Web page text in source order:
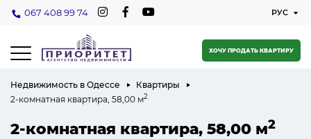
067 408 99 74
ХОЧУ ПРОДАТЬ КВАРТИРУ
Недвижимость в Одессе
Квартиры
2-комнатная квартира, 58,00 м2
2-комнатная квартира, 58,00 м2